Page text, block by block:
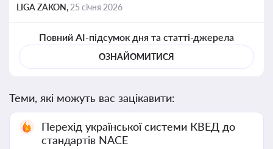
LIGA ZAKON, 25 січня 2026
Повний AI-підсумок дня та статті-джерела
ОЗНАЙОМИТИСЯ
Теми, які можуть вас зацікавити:
Перехід української системи КВЕД до
стандартів NACE